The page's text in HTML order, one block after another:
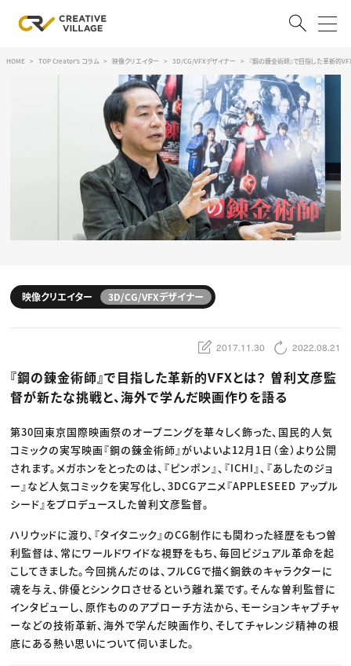
ログイン 会員登録
クリエイター求人を探す
CREATIVE JOB求人検索
採用説明会
スキルアップしたい！
デザイン
編集・ライティング
マーケティング
ディレクション
業界解説・キャリア事情
TOP Creator’s コラム
Webクリエイター
アプリクリエイター
ゲームクリエイター
映像クリエイター
クリエイターインタビュー
C＆R Magazine
セミナー
ニュース・トレンド トップ
Web
映像
ゲーム・エンタメ
広告
出版
CREATIVE VILLAGEからのお知らせ
プロフェッショナル×つながる×メディア
HOME TOP Creator's コラム 映像クリエイター 3D/CG/VFXデザイナー 『鋼の錬金術師』で目指した革新的
映像クリエイター 3D/CG/VFXデザイナー
2017.11.30 2022.08.21
『鋼の錬金術師』で目指した革新的VFXとは？ 曽利文彦監
督が新たな挑戦と、海外で学んだ映画作りを語る
第30回東京国際映画祭のオープニングを華々しく飾った、国民的人気
コミックの実写映画『鋼の錬金術師』がいよいよ12月1日（金）より公開
されます。メガホンをとったのは、『ピンポン』、『ICHI』、『あしたのジョ
ー』など人気コミックを実写化し、3DCGアニメ『APPLESEED アップル
シード』をプロデュースした曽利文彦監督。
ハリウッドに渡り、『タイタニック』のCG制作にも関わった経歴をもつ曽
利監督は、常にワールドワイドな視野をもち、毎回ビジュアル革命を起
こしてきました。今回挑んだのは、フルCGで描く鋼鉄のキャラクターに
魂を与え、俳優とシンクロさせるという離れ業です。そんな曽利監督に
インタビューし、原作もののアプローチ方法から、モーションキャプチャ
ーなどの技術革新、海外で学んだ映画作り、そしてチャレンジ精神の根
底にある熱い思いについて伺いました。